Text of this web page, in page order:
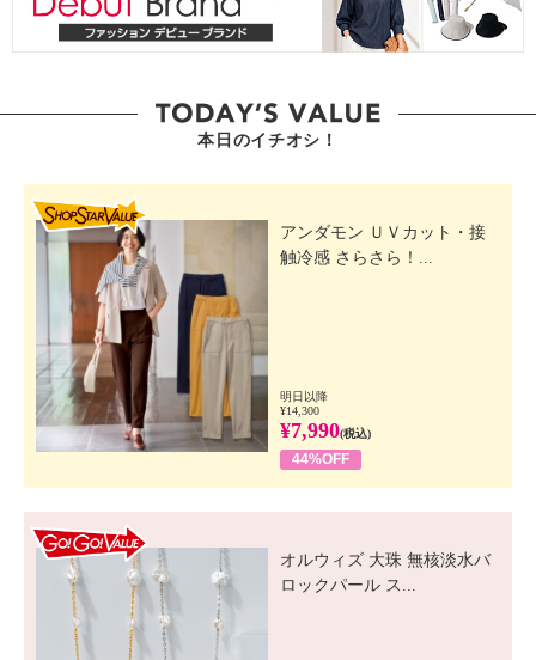
本日のイチオシ！
アンダモン ＵＶカット・接
触冷感 さらさら！...
明日以降
¥14,300
¥7,990(税込)
44%OFF
オルウィズ 大珠 無核淡水バ
ロックパール ス...